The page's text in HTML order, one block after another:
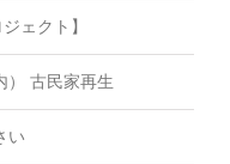
ェクト】
） 古民家再生
い